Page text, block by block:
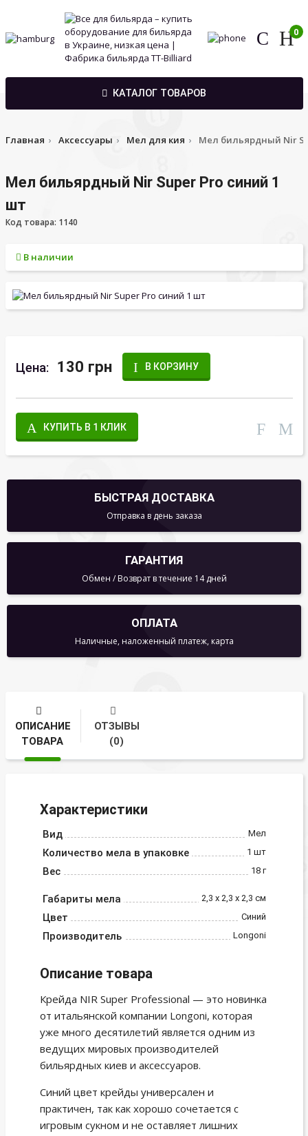
0
КАТАЛОГ ТОВАРОВ
Главная Аксессуары Мел для кия Мел бильярдный Nir
Мел бильярдный Nir Super Pro синий 1
шт
Код товара: 1140
В наличии
Цена: 130 грн В КОРЗИНУ
КУПИТЬ В 1 КЛИК
БЫСТРАЯ ДОСТАВКА
Отправка в день заказа
ГАРАНТИЯ
Обмен / Возврат в течение 14 дней
ОПЛАТА
Наличные, наложенный платеж, карта
ОПИСАНИЕ
ТОВАРА
ОТЗЫВЫ
(0)
Характеристики
Вид Мел
Количество мела в упаковке 1 шт
Вес 18 г
Габариты мела 2,3 х 2,3 х 2,3 см
Цвет Синий
Производитель Longoni
Описание товара
Крейда NIR Super Professional — это новинка
от итальянской компании Longoni, которая
уже много десятилетий является одним из
ведущих мировых производителей
бильярдных киев и аксессуаров.
Синий цвет крейды универсален и
практичен, так как хорошо сочетается с
игровым сукном и не оставляет лишних